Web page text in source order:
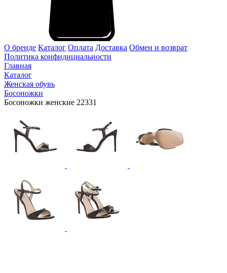
О бренде Каталог Оплата Доставка Обмен и возврат
Политика конфидициальности
Главная
Каталог
Женская обувь
Босоножки
Босоножки женские 22331